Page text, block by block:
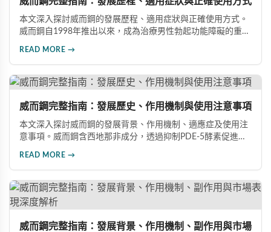
本文深入探討威而鋼的發展歷程、適用症狀與正確使用方式。
威而鋼自1998年推出以來，成為治療男性勃起功能障礙的重要
指導下做出明智決定。
READ MORE →
威而鋼完整指南：發展歷史、作用機制與使用注意事項
本文深入探討威而鋼的發展背景、作用機制、適應症及使用注
意事項。威而鋼含西地那非成分，透過抑制PDE-5酵素促進血
READ MORE →
威而鋼完整指南：發展背景、作用機制、副作用與市場